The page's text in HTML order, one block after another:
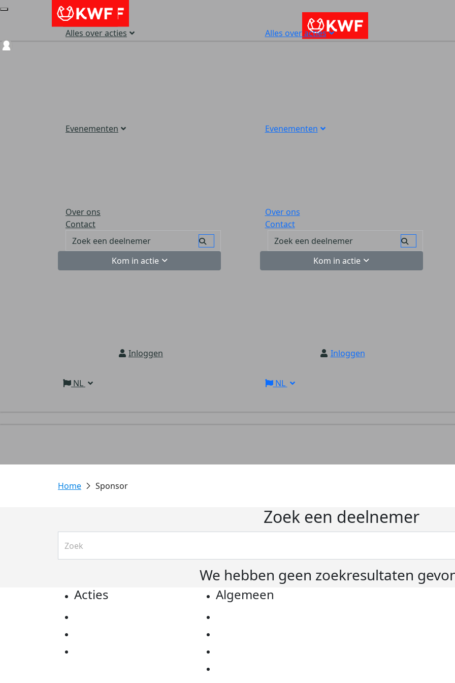
Alles over acties
Evenementen
Over ons
Contact
Kom in actie
Inloggen
NL
Alles over acties
Evenementen
Over ons
Contact
Kom in actie
Inloggen
NL
Sponsor
Zoek een deelnemer
We hebben geen zoekresultaten
Acties Algemeen